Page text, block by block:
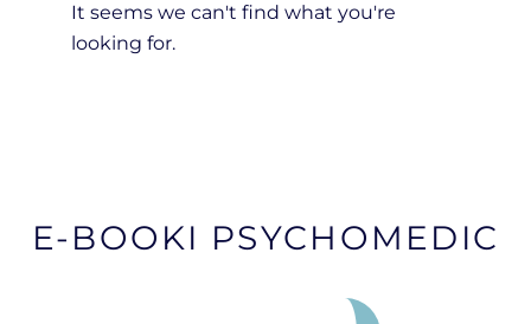
It seems we can't find what you're
looking for.
E-BOOKI PSYCHOMEDIC